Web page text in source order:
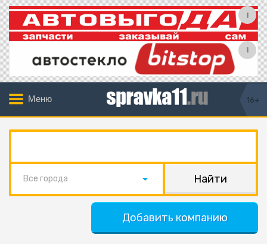
Меню 16+
Все города
Добавить компанию